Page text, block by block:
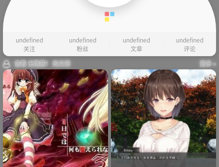
undefined
关注
undefined
粉丝
undefined
文章
undefined
评论
查看 无路赛！ 的文章
更多 »